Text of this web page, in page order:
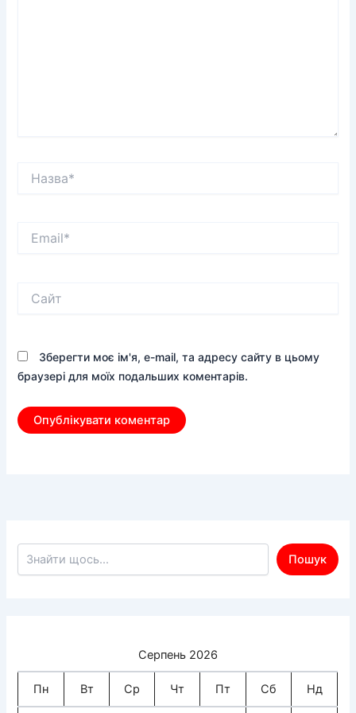
Зберегти моє ім'я, e-mail, та адресу сайту в цьому
браузері для моїх подальших коментарів.
Пошук по сайту
Пошук
Серпень 2026
Пн Вт Ср Чт Пт Сб Нд